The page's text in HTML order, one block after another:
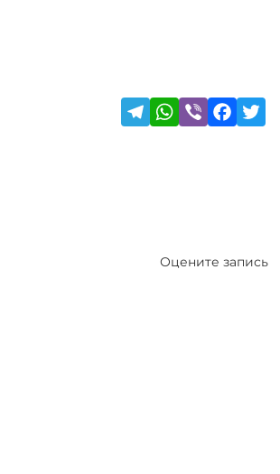
Оцените запись